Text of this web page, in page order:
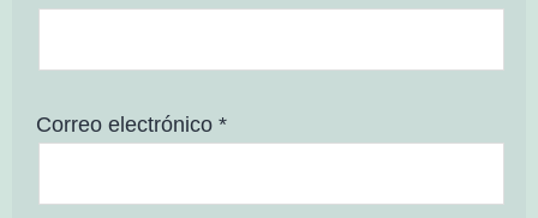
Correo electrónico *